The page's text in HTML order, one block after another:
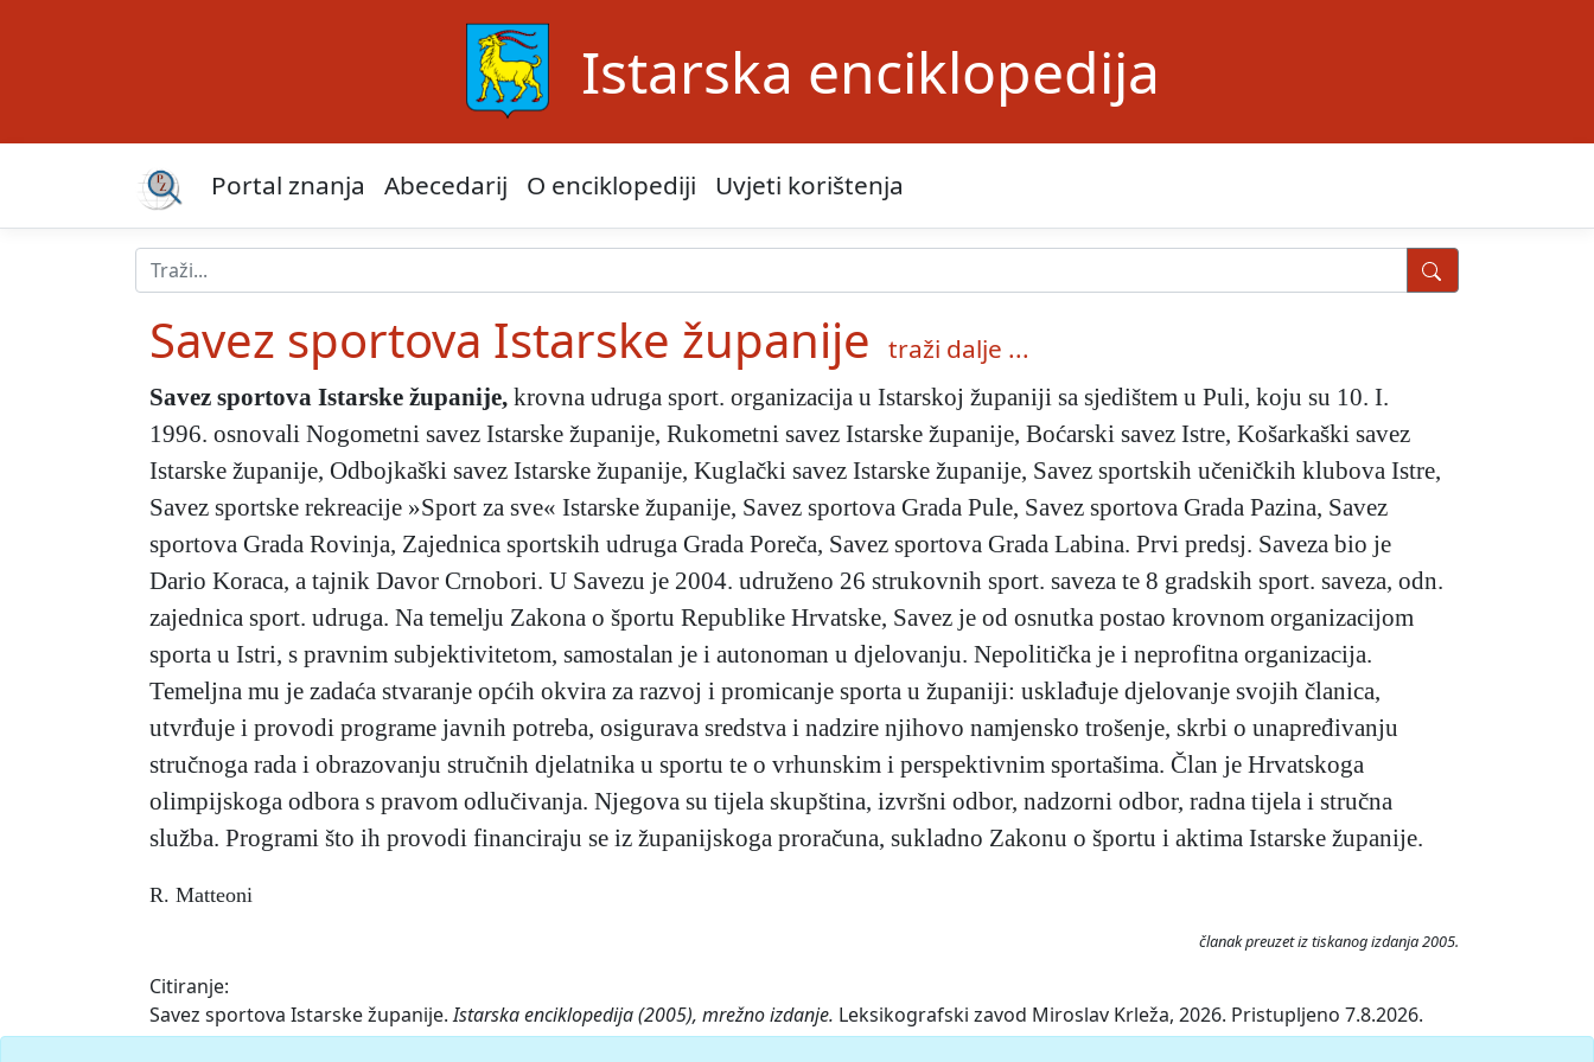
Istarska enciklopedija
Portal znanja Abecedarij O enciklopediji Uvjeti korištenja
Savez sportova Istarske županije traži dalje ...
Savez sportova Istarske županije, krovna udruga sport. organizacija u Istarskoj županiji sa sjedištem u Puli, koju su 10. I.
1996. osnovali Nogometni savez Istarske županije, Rukometni savez Istarske županije, Boćarski savez Istre, Košarkaški savez
Istarske županije, Odbojkaški savez Istarske županije, Kuglački savez Istarske županije, Savez sportskih učeničkih klubova Istre,
Savez sportske rekreacije »Sport za sve« Istarske županije, Savez sportova Grada Pule, Savez sportova Grada Pazina, Savez
sportova Grada Rovinja, Zajednica sportskih udruga Grada Poreča, Savez sportova Grada Labina. Prvi predsj. Saveza bio je
Dario Koraca, a tajnik Davor Crnobori. U Savezu je 2004. udruženo 26 strukovnih sport. saveza te 8 gradskih sport. saveza, odn.
zajednica sport. udruga. Na temelju Zakona o športu Republike Hrvatske, Savez je od osnutka postao krovnom organizacijom
sporta u Istri, s pravnim subjektivitetom, samostalan je i autonoman u djelovanju. Nepolitička je i neprofitna organizacija.
Temeljna mu je zadaća stvaranje općih okvira za razvoj i promicanje sporta u županiji: usklađuje djelovanje svojih članica,
utvrđuje i provodi programe javnih potreba, osigurava sredstva i nadzire njihovo namjensko trošenje, skrbi o unapređivanju
stručnoga rada i obrazovanju stručnih djelatnika u sportu te o vrhunskim i perspektivnim sportašima. Član je Hrvatskoga
olimpijskoga odbora s pravom odlučivanja. Njegova su tijela skupština, izvršni odbor, nadzorni odbor, radna tijela i stručna
služba. Programi što ih provodi financiraju se iz županijskoga proračuna, sukladno Zakonu o športu i aktima Istarske županije.
R. Matteoni
članak preuzet iz tiskanog izdanja 2005.
Citiranje:
Savez sportova Istarske županije.Istarska enciklopedija (2005), mrežno izdanje. Leksikografski zavod Miroslav Krleža, 2026. Pristupljeno 7.8.2026.
<https://istra.lzmk.hr/clanak/savez-sportova-istarske-zupanije>.